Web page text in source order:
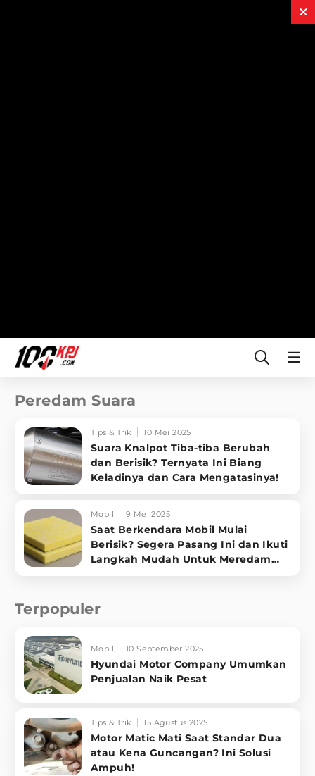
Peredam Suara
Tips & Trik 10 Mei 2025
Suara Knalpot Tiba-tiba Berubah
dan Berisik? Ternyata Ini Biang
Keladinya dan Cara Mengatasinya!
Mobil 9 Mei 2025
Saat Berkendara Mobil Mulai
Berisik? Segera Pasang Ini dan Ikuti
Langkah Mudah Untuk Meredam
Terpopuler
Mobil 10 September 2025
Hyundai Motor Company Umumkan
Penjualan Naik Pesat
Tips & Trik 15 Agustus 2025
Motor Matic Mati Saat Standar Dua
atau Kena Guncangan? Ini Solusi
Ampuh!